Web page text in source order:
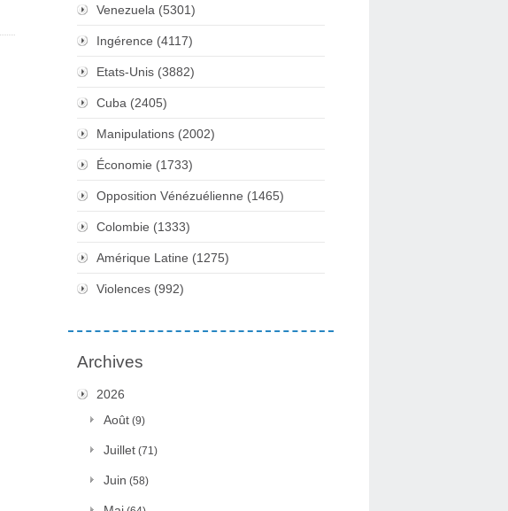
Venezuela (5301)
Ingérence (4117)
Etats-Unis (3882)
Cuba (2405)
Manipulations (2002)
Économie (1733)
Opposition Vénézuélienne (1465)
Colombie (1333)
Amérique Latine (1275)
Violences (992)
Archives
2026
Août (9)
Juillet (71)
Juin (58)